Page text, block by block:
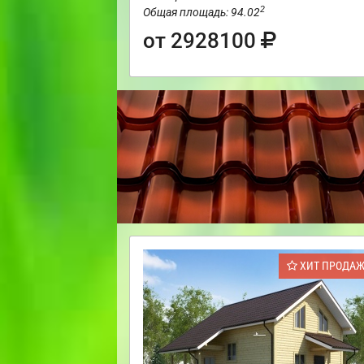
Общая площадь: 94.022
от 2928100
ХИТ ПРОДАЖ